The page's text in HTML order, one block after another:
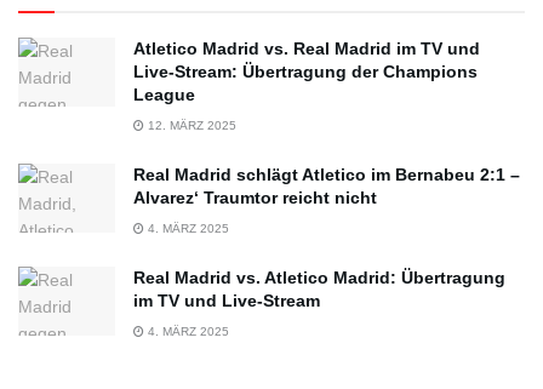
Atletico Madrid vs. Real Madrid im TV und
Live-Stream: Übertragung der Champions
League
12. MÄRZ 2025
Real Madrid schlägt Atletico im Bernabeu 2:1 –
Alvarez‘ Traumtor reicht nicht
4. MÄRZ 2025
Real Madrid vs. Atletico Madrid: Übertragung
im TV und Live-Stream
4. MÄRZ 2025